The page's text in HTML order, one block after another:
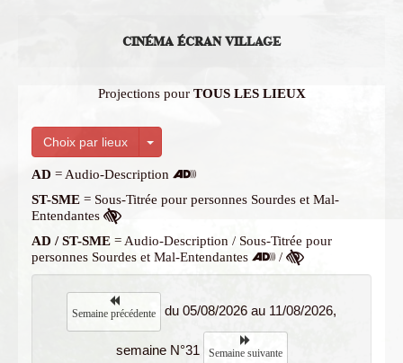
CINÉMA ÉCRAN VILLAGE